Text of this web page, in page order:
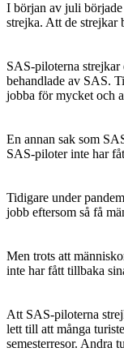
I början av juli
strejka. Att de strejkar
SAS-piloterna
behandlade av SAS.
jobba för mycket och
En annan sak som
SAS-piloter inte har
Tidigare under
jobb eftersom så få
Men trots att
inte har fått tillbaka
Att SAS-piloterna
lett till att många
semesterresor. Andra